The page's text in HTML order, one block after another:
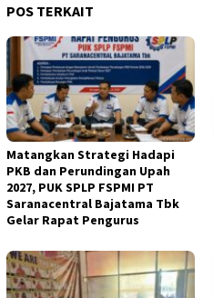
POS TERKAIT
Matangkan Strategi Hadapi
PKB dan Perundingan Upah
2027, PUK SPLP FSPMI PT
Saranacentral Bajatama Tbk
Gelar Rapat Pengurus